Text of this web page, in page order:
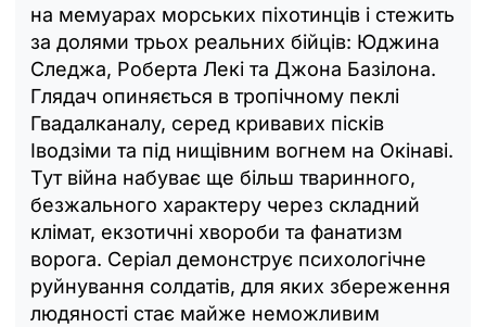
на мемуарах морських піхотинців і стежить
за долями трьох реальних бійців: Юджина
Следжа, Роберта Лекі та Джона Базілона.
Глядач опиняється в тропічному пеклі
Гвадалканалу, серед кривавих пісків
Іводзіми та під нищівним вогнем на Окінаві.
Тут війна набуває ще більш тваринного,
безжального характеру через складний
клімат, екзотичні хвороби та фанатизм
ворога. Серіал демонструє психологічне
руйнування солдатів, для яких збереження
людяності стає майже неможливим